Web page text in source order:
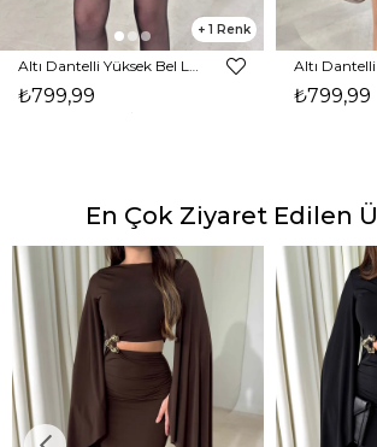
1
₺799,99 ₺799,99
En Çok Ziyaret Edilen